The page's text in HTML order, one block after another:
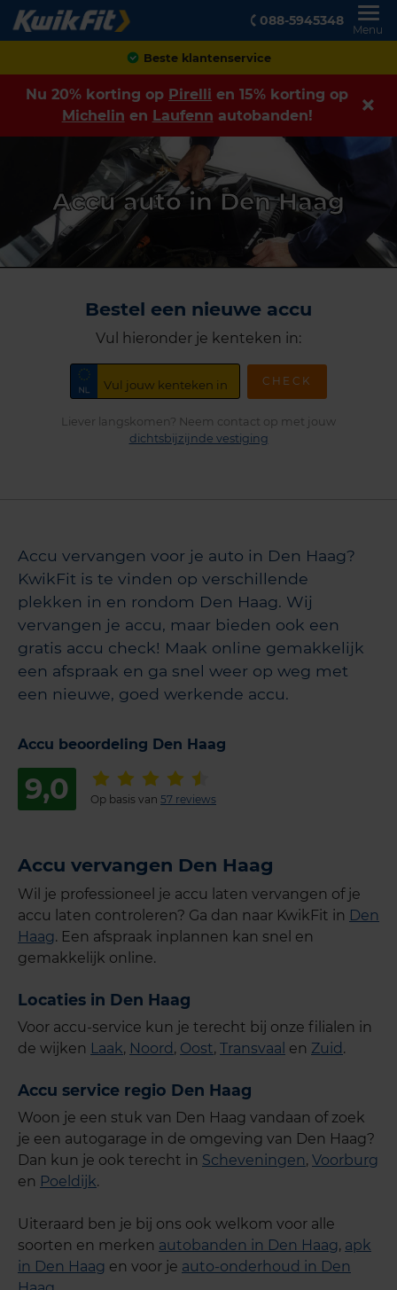
088-5945348
Menu
Beste klantenservice
Nu 20% korting op Pirelli en 15% korting op
Michelin en Laufenn autobanden!
Accu auto in Den Haag
Bestel een nieuwe accu
Vul hieronder je kenteken in:
CHECK
Liever langskomen? Neem contact op met jouw
dichtsbijzijnde vestiging
Accu vervangen voor je auto in Den Haag?
KwikFit is te vinden op verschillende
plekken in en rondom Den Haag. Wij
vervangen je accu, maar bieden ook een
gratis accu check! Maak online gemakkelijk
een afspraak en ga snel weer op weg met
een nieuwe, goed werkende accu.
Accu beoordeling Den Haag
9,0 Op basis van 57 reviews
Accu vervangen Den Haag
Wil je professioneel je accu laten vervangen of je
accu laten controleren? Ga dan naar KwikFit in Den
Haag. Een afspraak inplannen kan snel en
gemakkelijk online.
Locaties in Den Haag
Voor accu-service kun je terecht bij onze filialen in
de wijken Laak, Noord , Oost, Transvaal en Zuid .
Accu service regio Den Haag
Woon je een stuk van Den Haag vandaan of zoek
je een autogarage in de omgeving van Den Haag?
Dan kun je ook terecht in Scheveningen, Voorburg
en Poeldijk.
Uiteraard ben je bij ons ook welkom voor alle
soorten en merken autobanden in Den Haag, apk
in Den Haag en voor je auto-onderhoud in Den